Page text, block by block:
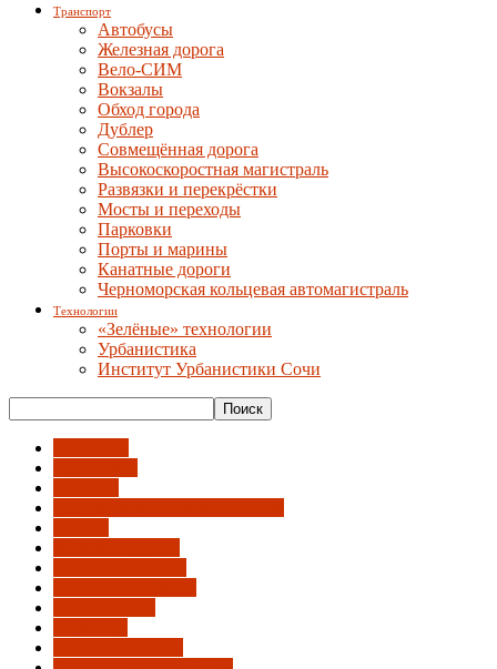
Транспорт
Автобусы
Железная дорога
Вело-СИМ
Вокзалы
Обход города
Дублер
Совмещённая дорога
Высокоскоростная магистраль
Развязки и перекрёстки
Мосты и переходы
Парковки
Порты и марины
Канатные дороги
Черноморская кольцевая автомагистраль
Технологии
«Зелёные» технологии
Урбанистика
Институт Урбанистики Сочи